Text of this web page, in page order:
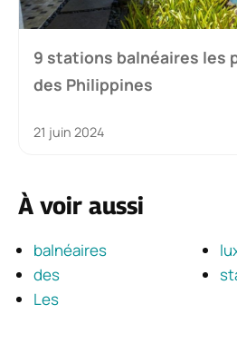
9 stations balnéaires les
des Philippines
21 juin 2024
À voir aussi
balnéaires
des
Les